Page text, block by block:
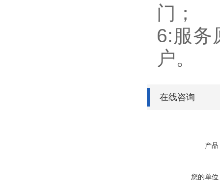
门；
6:服务
户。
在线咨询
产品
您的单位